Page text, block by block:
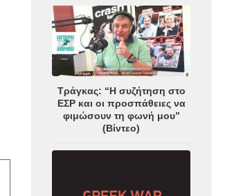
Τράγκας: “Η συζήτηση στο
ΕΣΡ και οι προσπάθειες να
φιμώσουν τη φωνή μου”
(Βίντεο)